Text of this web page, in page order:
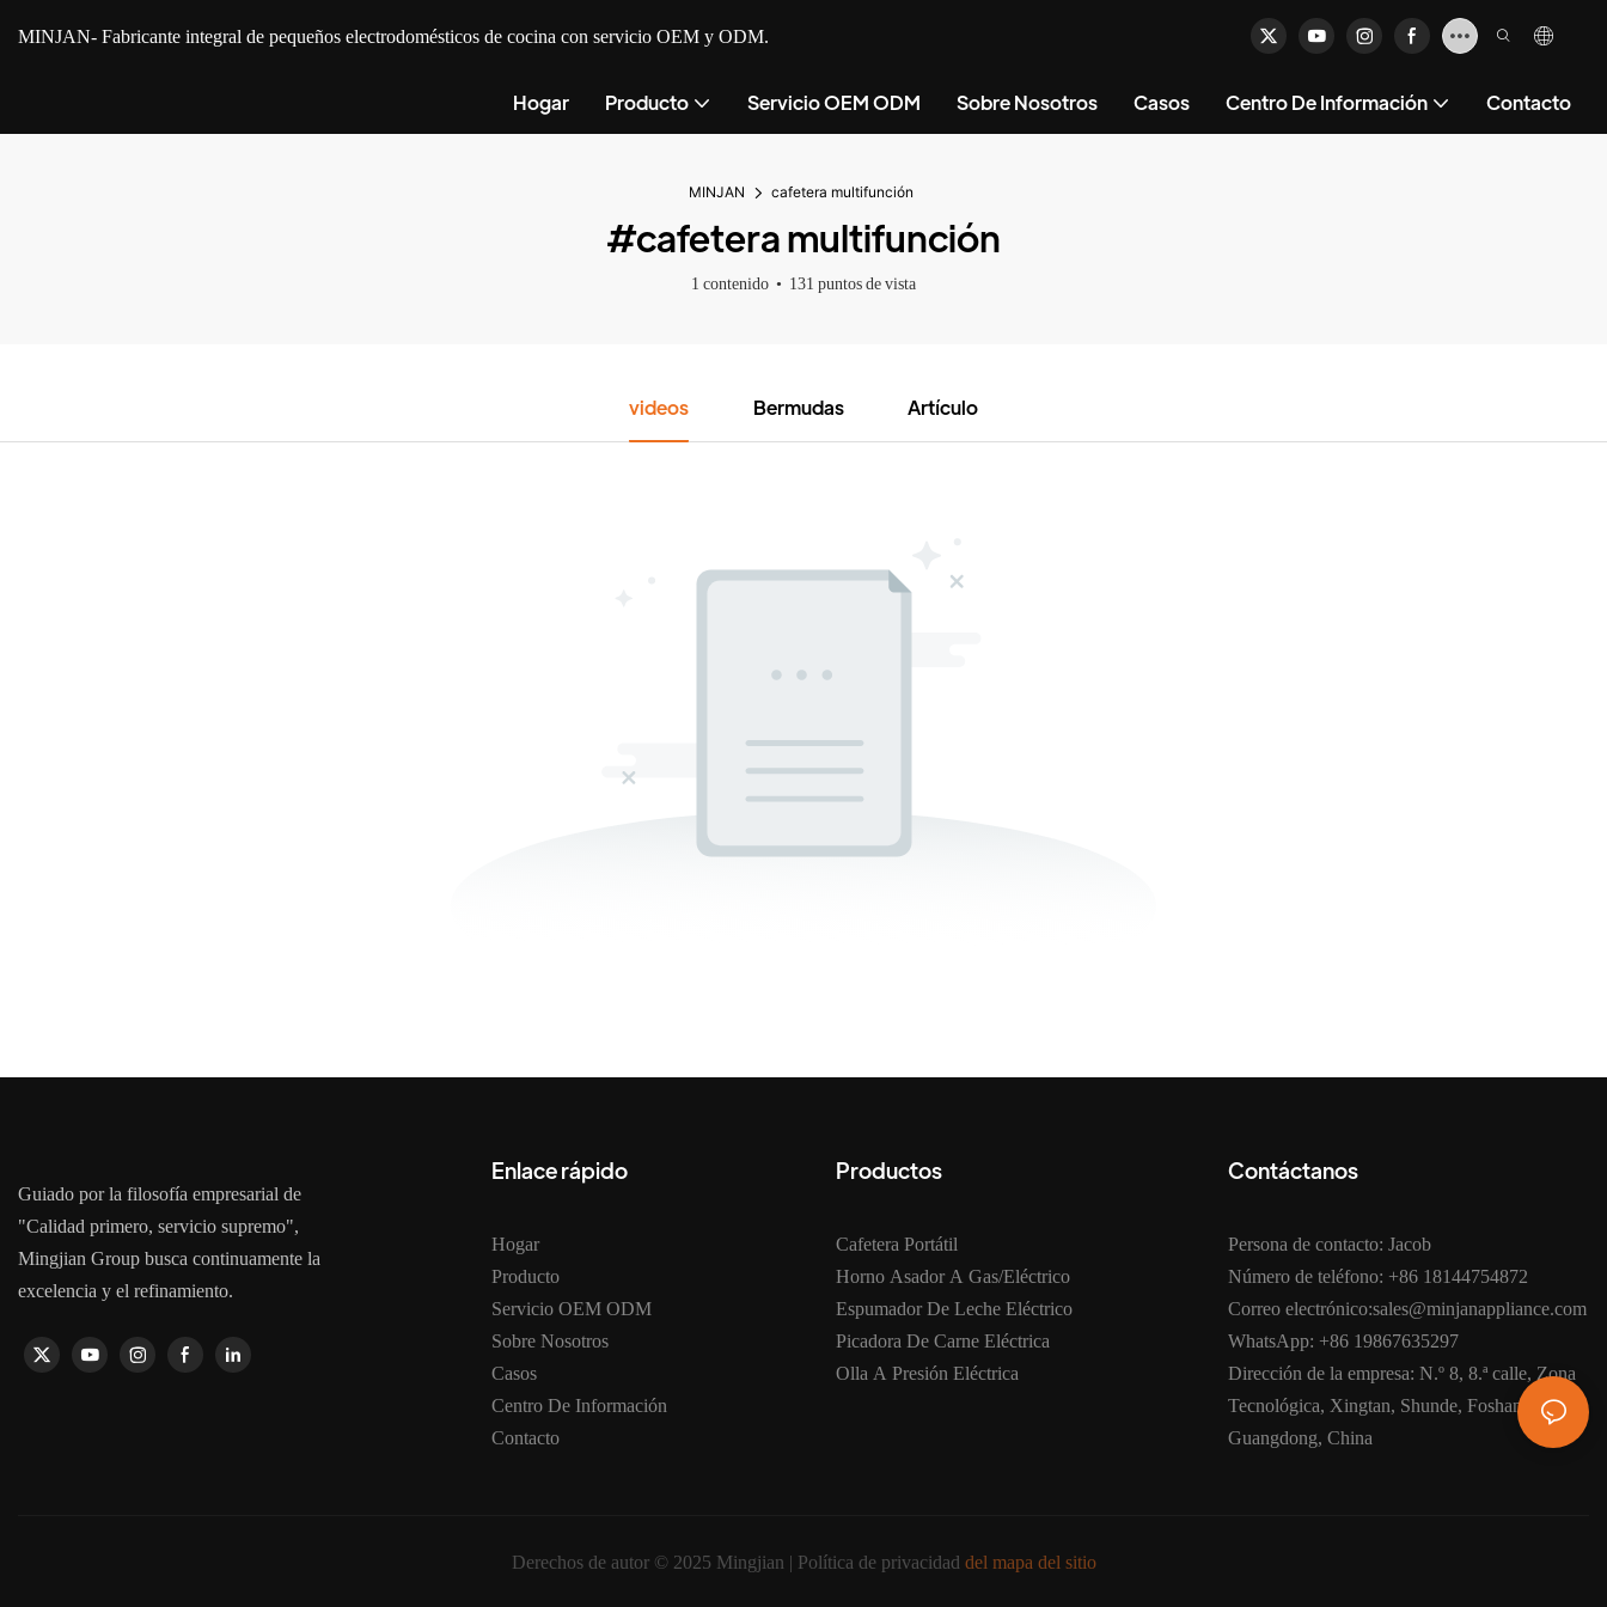
MINJAN- Fabricante integral de pequeños electrodomésticos de cocina con servicio OEM y ODM.
Hogar Producto Servicio OEM ODM Sobre Nosotros Casos Centro De Información Contacto
MINJAN cafetera multifunción
#cafetera multifunción
1 contenido 131 puntos de vista
videos Bermudas Artículo
Guiado por la filosofía empresarial de
"Calidad primero, servicio supremo",
Mingjian Group busca continuamente la
excelencia y el refinamiento.
Enlace rápido
Hogar
Producto
Servicio OEM ODM
Sobre Nosotros
Casos
Centro De Información
Contacto
Productos
Cafetera Portátil
Horno Asador A Gas/eléctrico
Espumador De Leche Eléctrico
Picadora De Carne Eléctrica
Olla A Presión Eléctrica
Contáctanos
Persona de contacto: Jacob
Número de teléfono: +86 18144754872
Correo electrónico:sales@minjanappliance.com
WhatsApp: +86 19867635297
Dirección de la empresa: N.º 8, 8.ª calle, Zona
Tecnológica, Xingtan, Shunde, Foshan,
Guangdong, China
Derechos de autor © 2025 Mingjian | Política de privacidad del mapa del sitio